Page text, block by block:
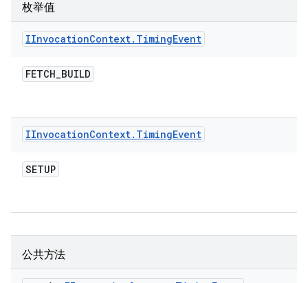
枚举值
IInvocationContext. TimingEvent
FETCH_BUILD
IInvocationContext. TimingEvent
SETUP
公共方法